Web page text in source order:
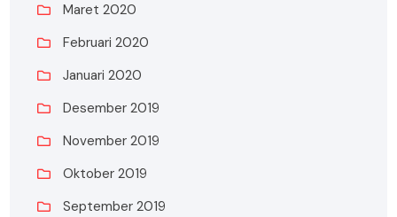
Maret 2020
Februari 2020
Januari 2020
Desember 2019
November 2019
Oktober 2019
September 2019